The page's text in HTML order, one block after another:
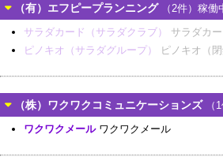
（有）エフピープランニング （2件）稼
サラダカード（サラダクラブ）
サラダカー
ピノキオ（サラダグループ）
ピノキオ（閉
（株）ワクワクコミュニケーションズ
ワクワクメールワクワクメール